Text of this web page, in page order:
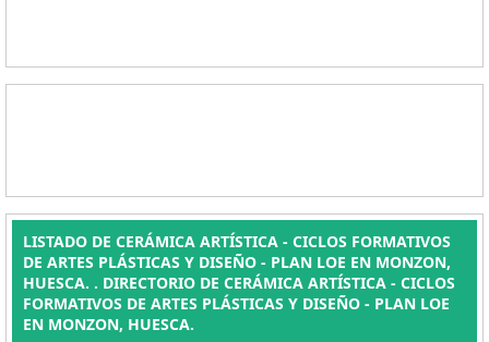
LISTADO DE CERÁMICA ARTÍSTICA - CICLOS FORMATIVOS
DE ARTES PLÁSTICAS Y DISEÑO - PLAN LOE EN MONZON,
HUESCA. . DIRECTORIO DE CERÁMICA ARTÍSTICA - CICLOS
FORMATIVOS DE ARTES PLÁSTICAS Y DISEÑO - PLAN LOE
EN MONZON, HUESCA.